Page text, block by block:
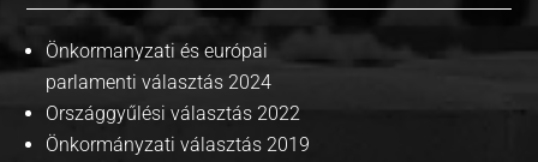
Önkormanyzati és európai
parlamenti választás 2024
Országgyűlési választás 2022
Önkormányzati választás 2019